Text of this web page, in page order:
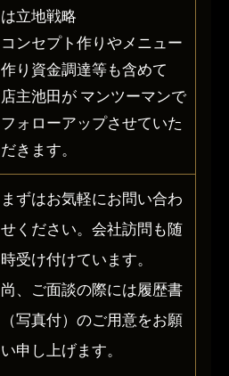
は立地戦略
コンセプト作りやメニュー
作り資金調達等も含めて
店主池田が マンツーマンで
フォローアップさせていた
だきます。
まずはお気軽にお問い合わ
せください。会社訪問も随
時受け付けています。
尚、ご面談の際には履歴書
（写真付）のご用意をお願
い申し上げます。